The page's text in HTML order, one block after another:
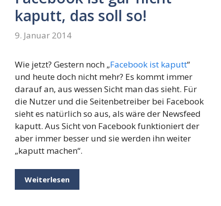
kaputt, das soll so!
9. Januar 2014
Wie jetzt? Gestern noch „Facebook ist kaputt“
und heute doch nicht mehr? Es kommt immer
darauf an, aus wessen Sicht man das sieht. Für
die Nutzer und die Seitenbetreiber bei Facebook
sieht es natürlich so aus, als wäre der Newsfeed
kaputt. Aus Sicht von Facebook funktioniert der
aber immer besser und sie werden ihn weiter
„kaputt machen“.
Weiterlesen